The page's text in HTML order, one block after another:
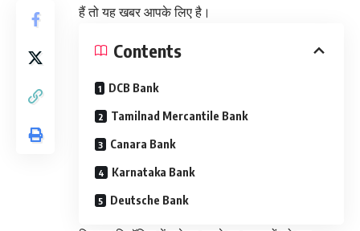
हैं तो यह खबर आपके लिए है।
Contents
DCB Bank
Tamilnad Mercantile Bank
Canara Bank
Karnataka Bank
Deutsche Bank